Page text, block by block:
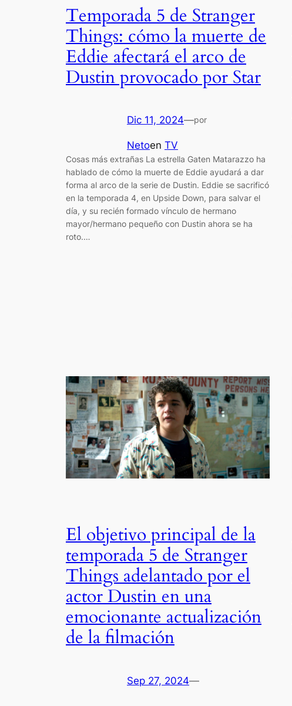
Temporada 5 de Stranger
Things: cómo la muerte de
Eddie afectará el arco de
Dustin provocado por Star
Dic 11, 2024—por
Netoen TV
Cosas más extrañas La estrella Gaten Matarazzo ha
hablado de cómo la muerte de Eddie ayudará a dar
forma al arco de la serie de Dustin. Eddie se sacrificó
en la temporada 4, en Upside Down, para salvar el
día, y su recién formado vínculo de hermano
mayor/hermano pequeño con Dustin ahora se ha
roto.…
El objetivo principal de la
temporada 5 de Stranger
Things adelantado por el
actor Dustin en una
emocionante actualización
de la filmación
Sep 27, 2024—